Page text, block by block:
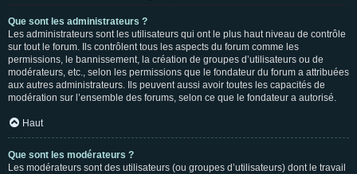
Que sont les administrateurs ?
Les administrateurs sont les utilisateurs qui ont le plus haut niveau de contrôle
sur tout le forum. Ils contrôlent tous les aspects du forum comme les
permissions, le bannissement, la création de groupes d’utilisateurs ou de
modérateurs, etc., selon les permissions que le fondateur du forum a attribuées
aux autres administrateurs. Ils peuvent aussi avoir toutes les capacités de
modération sur l’ensemble des forums, selon ce que le fondateur a autorisé.
Haut
Que sont les modérateurs ?
Les modérateurs sont des utilisateurs (ou groupes d’utilisateurs) dont le travail